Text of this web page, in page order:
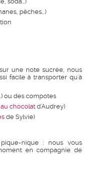
pêches…)
une note sucrée, nous
facile à transporter qu'à
ou des compotes
chocolatd'Audrey)
de Sylvie)
nique : nous vous
en compagnie de